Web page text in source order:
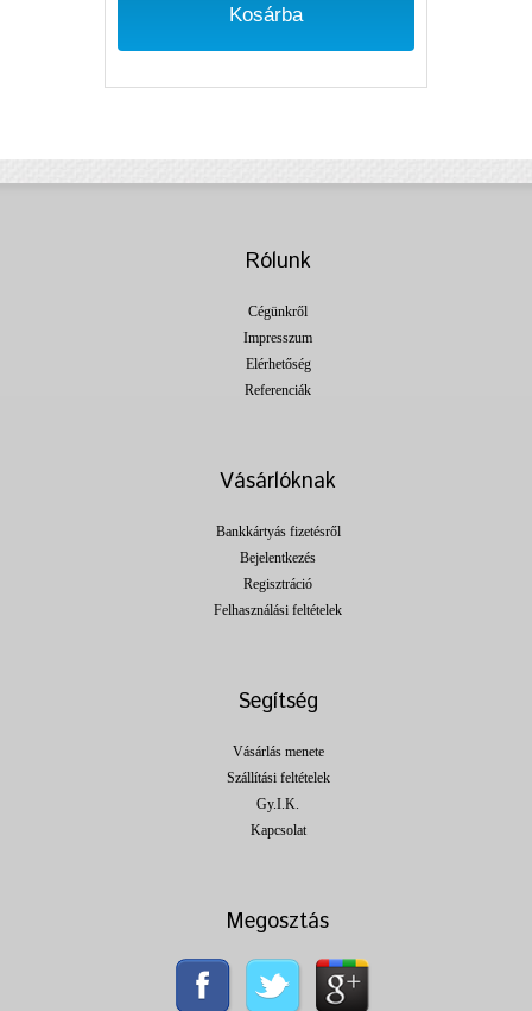
Kosárba
Rólunk
Cégünkről
Impresszum
Elérhetőség
Referenciák
Vásárlóknak
Bankkártyás fizetésről
Bejelentkezés
Regisztráció
Felhasználási feltételek
Segítség
Vásárlás menete
Szállítási feltételek
Gy.I.K.
Kapcsolat
Megosztás